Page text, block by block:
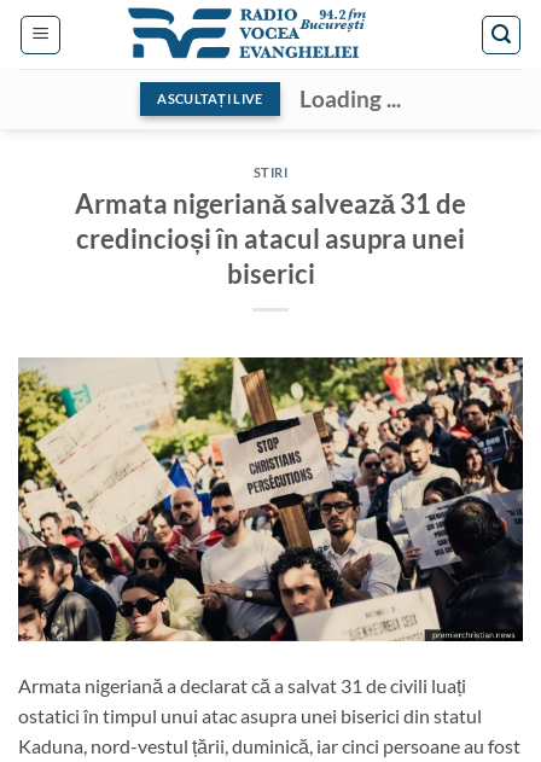
Skip
ASCULTAȚI LIVE Loading ...
STIRI
Armata nigeriană salvează 31 de
credincioși în atacul asupra unei
biserici
Armata nigeriană a declarat că a salvat 31 de civili luați
ostatici în timpul unui atac asupra unei biserici din statul
Kaduna, nord-vestul țării, duminică, iar cinci persoane au fost